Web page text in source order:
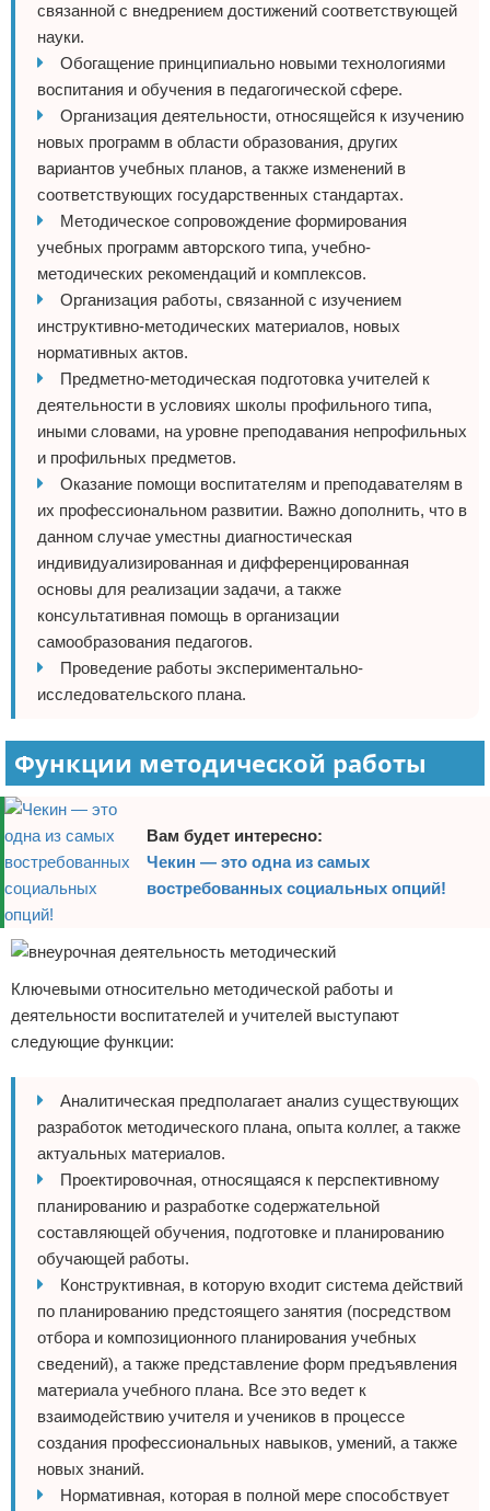
связанной с внедрением достижений соответствующей
науки.
Обогащение принципиально новыми технологиями
воспитания и обучения в педагогической сфере.
Организация деятельности, относящейся к изучению
новых программ в области образования, других
вариантов учебных планов, а также изменений в
соответствующих государственных стандартах.
Методическое сопровождение формирования
учебных программ авторского типа, учебно-
методических рекомендаций и комплексов.
Организация работы, связанной с изучением
инструктивно-методических материалов, новых
нормативных актов.
Предметно-методическая подготовка учителей к
деятельности в условиях школы профильного типа,
иными словами, на уровне преподавания непрофильных
и профильных предметов.
Оказание помощи воспитателям и преподавателям в
их профессиональном развитии. Важно дополнить, что в
данном случае уместны диагностическая
индивидуализированная и дифференцированная
основы для реализации задачи, а также
консультативная помощь в организации
самообразования педагогов.
Проведение работы экспериментально-
исследовательского плана.
Функции методической работы
Вам будет интересно:
Чекин — это одна из самых
востребованных социальных опций!
Ключевыми относительно методической работы и
деятельности воспитателей и учителей выступают
следующие функции:
Аналитическая предполагает анализ существующих
разработок методического плана, опыта коллег, а также
актуальных материалов.
Проектировочная, относящаяся к перспективному
планированию и разработке содержательной
составляющей обучения, подготовке и планированию
обучающей работы.
Конструктивная, в которую входит система действий
по планированию предстоящего занятия (посредством
отбора и композиционного планирования учебных
сведений), а также представление форм предъявления
материала учебного плана. Все это ведет к
взаимодействию учителя и учеников в процессе
создания профессиональных навыков, умений, а также
новых знаний.
Нормативная, которая в полной мере способствует